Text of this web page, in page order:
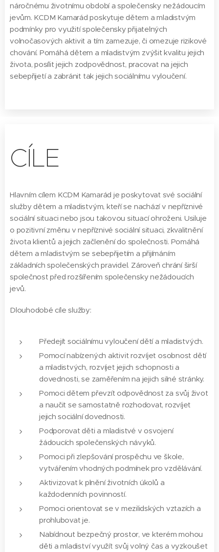
náročnému životnímu období a společensky nežádoucím
jevům. KCDM Kamarád poskytuje dětem a mladistvým
podmínky pro využití společensky přijatelných
volnočasových aktivit a tím zamezuje, či omezuje rizikové
chování. Pomáhá dětem a mladistvým zvýšit kvalitu jejich
života, posílit jejich zodpovědnost, pracovat na jejich
sebepřijetí a zabránit tak jejich sociálnímu vyloučení.
CÍLE
Hlavním cílem KCDM Kamarád je poskytovat své sociální
služby dětem a mladistvým, kteří se nachází v nepříznivé
sociální situaci nebo jsou takovou situací ohroženi. Usiluje
o pozitivní změnu v nepříznivé sociální situaci, zkvalitnění
života klientů a jejich začlenění do společnosti. Pomáhá
dětem a mladistvým se sebepřijetím a přijímáním
základních společenských pravidel. Zároveň chrání širší
společnost před rozšířením společensky nežádoucích
jevů.
Dlouhodobé cíle služby:
Předejít sociálnímu vyloučení dětí a mladistvých.
Pomocí nabízených aktivit rozvíjet osobnost dětí
a mladistvých, rozvíjet jejich schopnosti a
dovednosti, se zaměřením na jejich silné stránky.
Pomoci dětem převzít odpovědnost za svůj život
a naučit se samostatně rozhodovat, rozvíjet
jejich sociální dovednosti.
Podporovat děti a mladistvé v osvojení
žádoucích společenských návyků.
Pomoci při zlepšování prospěchu ve škole,
vytvářením vhodných podmínek pro vzdělávání.
Aktivizovat k plnění životních úkolů a
každodenních povinností.
Pomoci orientovat se v mezilidských vztazích a
prohlubovat je.
Nabídnout bezpečný prostor, ve kterém mohou
děti a mladiství využít svůj volný čas a vyzkoušet